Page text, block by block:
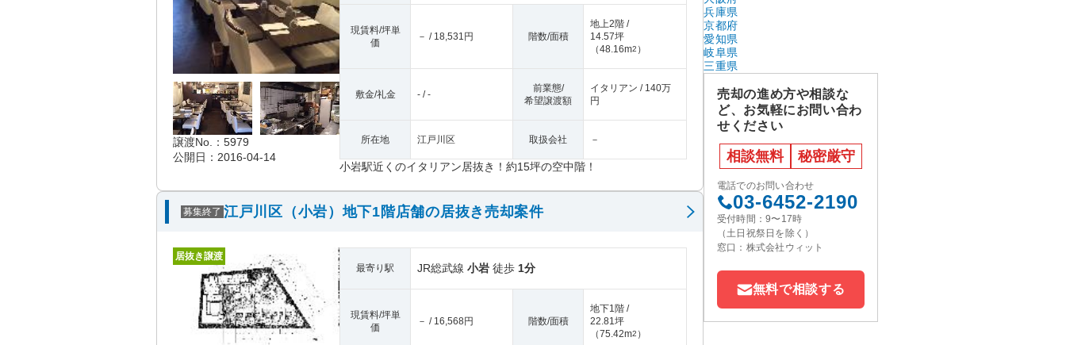
譲渡No.：5979
公開日：2016-04-14
現賃料/坪単
価
－ / 18,531円 階数/面積
地上2階 /
14.57坪
（48.16m2 ）
敷金/礼金 - / -
前業態/
希望譲渡額
イタリアン / 140万
円
所在地 江戸川区 取扱会社 －
小岩駅近くのイタリアン居抜き！約15坪の空中階！
募集終了 江戸川区（小岩）地下1階店舗の居抜き売却案件
居抜き譲渡
最寄り駅 JR総武線 小岩 徒歩 1分
現賃料/坪単
価
－ / 16,568円 階数/面積
地下1階 /
22.81坪
（75.42m2 ）
兵庫県
京都府
愛知県
岐阜県
三重県
売却の進め方や相談な
ど、お気軽にお問い合わ
せください
相談無料 秘密厳守
電話でのお問い合わせ
03-6452-2190
受付時間：9〜17時
（土日祝祭日を除く）
窓口：株式会社ウィット
無料で相談する